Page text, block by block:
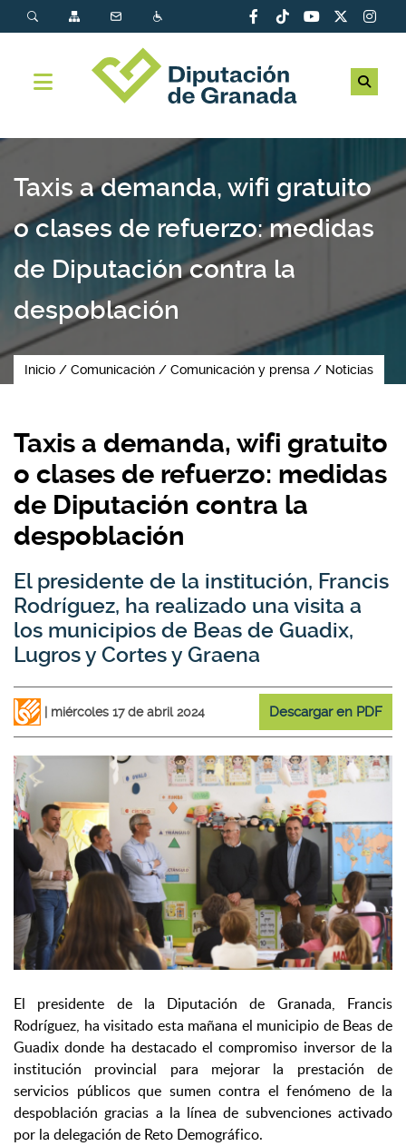
Taxis a demanda, wifi gratuito
o clases de refuerzo: medidas
de Diputación contra la
despoblación
Inicio Comunicación Comunicación y prensa Noticias
Taxis a demanda, wifi gratuito
o clases de refuerzo: medidas
de Diputación contra la
despoblación
El presidente de la institución, Francis
Rodríguez, ha realizado una visita a
los municipios de Beas de Guadix,
Lugros y Cortes y Graena
miércoles 17 de abril 2024 Descargar en PDF
El presidente de la Diputación de Granada, Francis
Rodríguez, ha visitado esta mañana el municipio de Beas de
Guadix donde ha destacado el compromiso inversor de la
institución provincial para mejorar la prestación de
servicios públicos que sumen contra el fenómeno de la
despoblación gracias a la línea de subvenciones activado
por la delegación de Reto Demográfico.